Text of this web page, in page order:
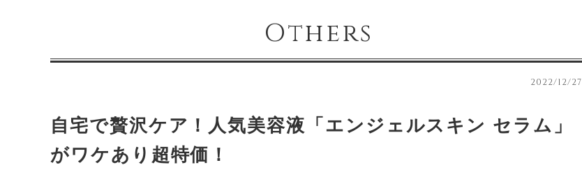
Others
2022/12/27
自宅で贅沢ケア！人気美容液「エンジェルスキン セラム」
がワケあり超特価！